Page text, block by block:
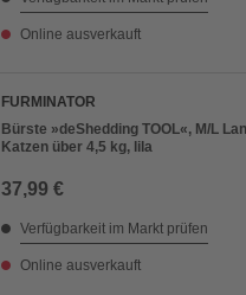
Online ausverkauft
FURMINATOR
Bürste »deShedding TOOL«, M/L
Katzen über 4,5 kg, lila
37,99 €
Verfügbarkeit im Markt prüfen
Online ausverkauft